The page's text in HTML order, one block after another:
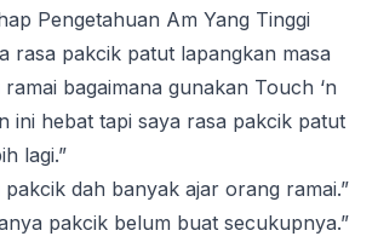
Pengetahuan Am Yang Tinggi
rasa pakcik patut lapangkan masa
bagaimana gunakan Touch ‘n
ini hebat tapi saya rasa pakcik patut
lagi.”
pakcik dah banyak ajar orang ramai.”
pakcik belum buat secukupnya.”